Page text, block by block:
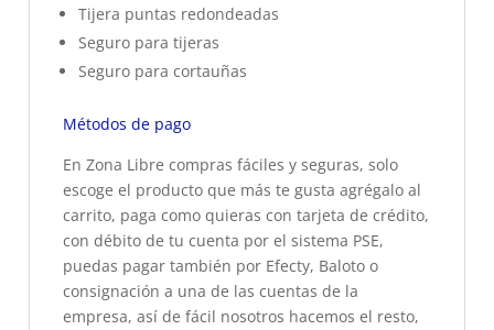
Tijera puntas redondeadas
Seguro para tijeras
Seguro para cortauñas
Métodos de pago
En Zona Libre compras fáciles y seguras, solo
escoge el producto que más te gusta agrégalo al
carrito, paga como quieras con tarjeta de crédito,
con débito de tu cuenta por el sistema PSE,
puedas pagar también por Efecty, Baloto o
consignación a una de las cuentas de la
empresa, así de fácil nosotros hacemos el resto,